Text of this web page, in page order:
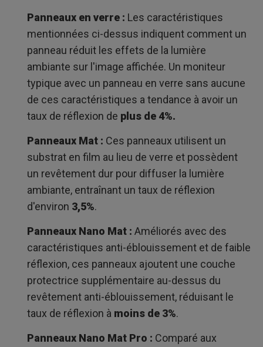
Panneaux en verre : Les caractéristiques
mentionnées ci-dessus indiquent comment un
panneau réduit les effets de la lumière
ambiante sur l'image affichée. Un moniteur
typique avec un panneau en verre sans aucune
de ces caractéristiques a tendance à avoir un
taux de réflexion de plus de 4%.
Panneaux Mat : Ces panneaux utilisent un
substrat en film au lieu de verre et possèdent
un revêtement dur pour diffuser la lumière
ambiante, entraînant un taux de réflexion
d'environ 3,5%.
Panneaux Nano Mat : Améliorés avec des
caractéristiques anti-éblouissement et de faible
réflexion, ces panneaux ajoutent une couche
protectrice supplémentaire au-dessus du
revêtement anti-éblouissement, réduisant le
taux de réflexion à moins de 3%.
Panneaux Nano Mat Pro : Comparé aux